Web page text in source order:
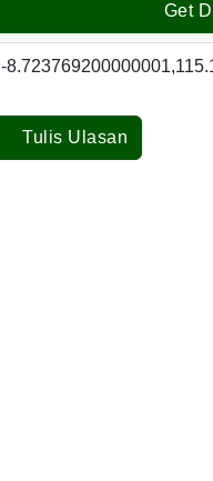
Get
-
Tulis Ulasan